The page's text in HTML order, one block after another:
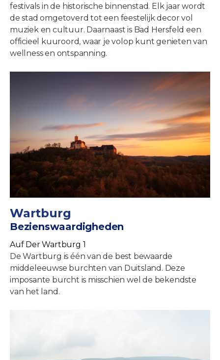
festivals in de historische binnenstad. Elk jaar wordt
de stad omgetoverd tot een feestelijk decor vol
muziek en cultuur. Daarnaast is Bad Hersfeld een
officieel kuuroord, waar je volop kunt genieten van
wellness en ontspanning.
Wartburg
Bezienswaardigheden
Auf Der Wartburg 1
De Wartburg is één van de best bewaarde
middeleeuwse burchten van Duitsland. Deze
imposante burcht is misschien wel de bekendste
van het land.